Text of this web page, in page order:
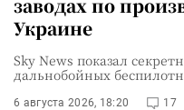
заводах по
Украине
Sky News показал
дальнобойных
6 августа 2026, 18:20 17